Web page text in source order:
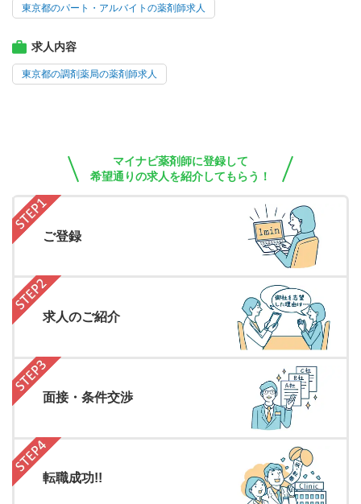
東京都のパート・アルバイトの薬剤師求人
求人内容
東京都の調剤薬局の薬剤師求人
マイナビ薬剤師に登録して
希望通りの求人を紹介してもらう！
ご登録
求人のご紹介
面接・条件交渉
転職成功!!